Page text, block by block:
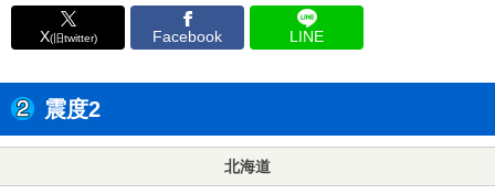
X(旧twitter) Facebook LINE
震度2
北海道